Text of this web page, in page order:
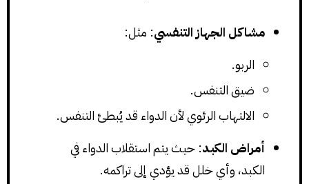
مشاكل الجهاز التنفسي: مثل:
الربو.
ضيق التنفس.
الالتهاب الرئوي لأن الدواء قد يُبطئ التنفس.
أمراض الكبد: حيث يتم استقلاب الدواء في
الكبد، وأي خلل قد يؤدي إلى تراكمه.